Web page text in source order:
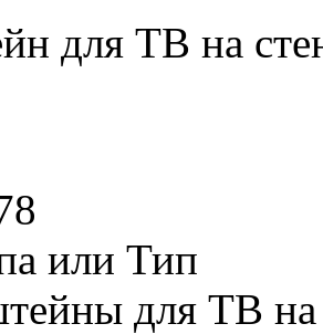
для ТВ на
или Тип
для ТВ на